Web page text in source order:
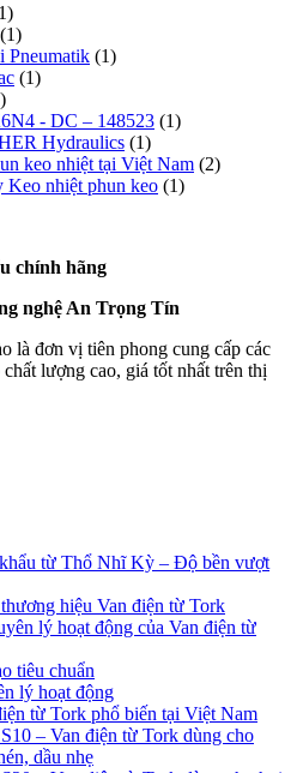
(1)
Pneumatik (1)
(1)
- DC – 148523 (1)
Hydraulics (1)
keo nhiệt tại Việt Nam (2)
Keo nhiệt phun keo (1)
chính hãng
nghệ An Trọng Tín
là đơn vị tiên phong cung cấp các
lượng cao, giá tốt nhất trên thị
từ Thổ Nhĩ Kỳ – Độ bền vượt
hiệu Van điện từ Tork
lý hoạt động của Van điện từ
tiêu chuẩn
lý hoạt động
từ Tork phổ biến tại Việt Nam
– Van điện từ Tork dùng cho
dầu nhẹ